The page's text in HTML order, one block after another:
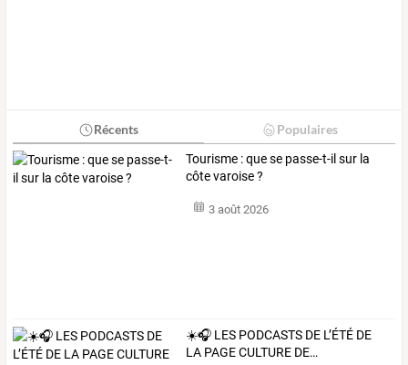
Récents Populaires
Tourisme : que se passe-t-il sur la
côte varoise ?
3 août 2026
☀️🎧 LES PODCASTS DE L’ÉTÉ DE
LA PAGECULTURE DE…